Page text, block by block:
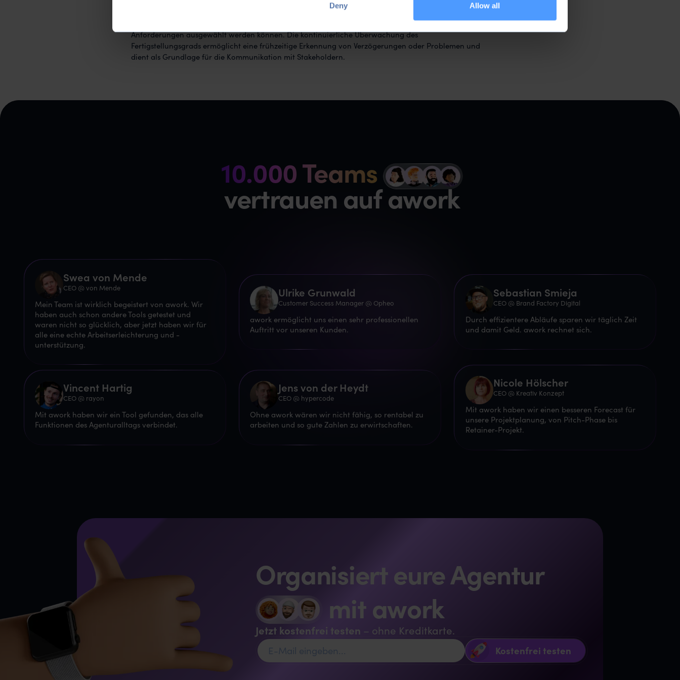
Deny Allow all
Projekts transparent darzustellen und die verbleibende Arbeit besser einschätzen zu können. Es gibt
verschiedene Methoden zur Ermittlung des Fertigstellungsgrads, die je nach Projekt und
Anforderungen ausgewählt werden können. Die kontinuierliche Überwachung des
Fertigstellungsgrads ermöglicht eine frühzeitige Erkennung von Verzögerungen oder Problemen und
dient als Grundlage für die Kommunikation mit Stakeholdern.
10.000 Teams z
vertrauen auf awork
Swea von Mende
CEO @ von Mende
Mein Team ist wirklich begeistert von awork. Wir
haben auch schon andere Tools getestet und
waren nicht so glücklich, aber jetzt haben wir für
alle eine echte Arbeitserleichterung und -
unterstützung.
Ulrike Grunwald
Customer Success Manager @ Opheo
awork ermöglicht uns einen sehr professionellen
Auftritt vor unseren Kunden.
Sebastian Smieja
CEO @ Brand Factory Digital
Durch effizientere Abläufe sparen wir täglich Zeit
und damit Geld. awork rechnet sich.
Vincent Hartig
CEO @ rayon
Mit awork haben wir ein Tool gefunden, das alle
Funktionen des Agenturalltags verbindet.
Jens von der Heydt
CEO @ hypercode
Ohne awork wären wir nicht fähig, so rentabel zu
arbeiten und so gute Zahlen zu erwirtschaften.
Nicole Hölscher
CEO @ Kreativ Konzept
Mit awork haben wir einen besseren Forecast für
unsere Projektplanung, von Pitch-Phase bis
Retainer-Projekt.
Organisiert eure Agentur
mit awork
Jetzt kostenfrei testen – ohne Kreditkarte.